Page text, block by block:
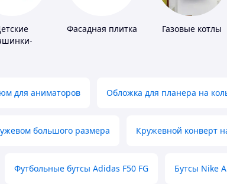
Фасадная плитка Газовые котлы
для аниматоров Обложка для планера на
большого размера Кружевной конверт
Футбольные бутсы Adidas F50 FG Бутсы Nike